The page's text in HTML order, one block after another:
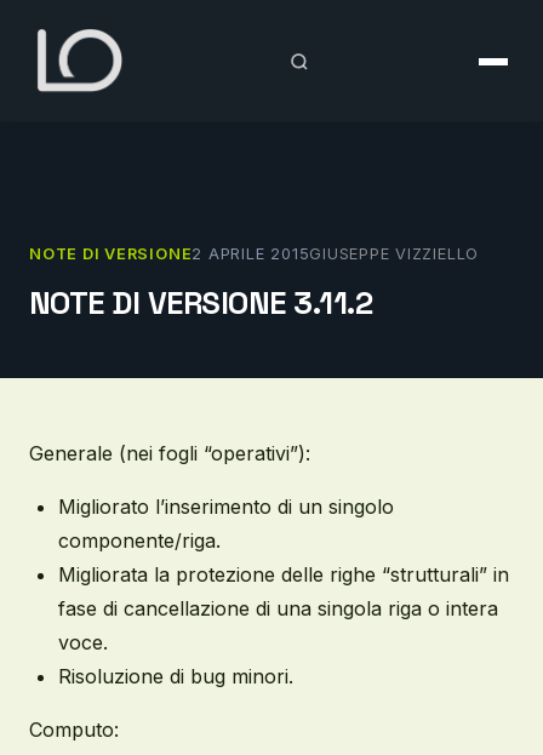
contenuto
NOTE DI VERSIONE2 APRILE 2015GIUSEPPE VIZZIELLO
NOTE DI VERSIONE 3.11.2
Generale (nei fogli “operativi”):
Migliorato l’inserimento di un singolo
componente/riga.
Migliorata la protezione delle righe “strutturali” in
fase di cancellazione di una singola riga o intera
voce.
Risoluzione di bug minori.
Computo: